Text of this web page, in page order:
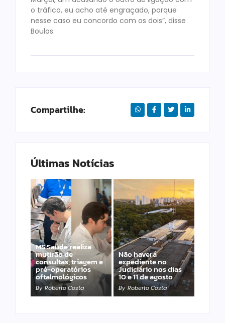
o tráfico, eu acho até engraçado, porque
nesse caso eu concordo com os dois”, disse
Boulos.
Compartilhe:
Últimas Notícias
MS Saúde realiza
mutirão de
consultas, triagem e
pré-operatórios
oftalmológicos
By Roberto Costa
Não haverá
expediente no
Judiciário nos dias
10 e 11 de agosto
By Roberto Costa
Engasgo pode matar
em poucos minutos;
aprenda agir
corretamente
By Roberto Costa